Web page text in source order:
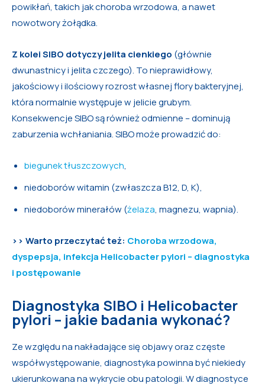
powikłań, takich jak choroba wrzodowa, a nawet
nowotwory żołądka.
Z kolei SIBO dotyczy jelita cienkiego (głównie
dwunastnicy i jelita czczego). To nieprawidłowy,
jakościowy i ilościowy rozrost własnej flory bakteryjnej,
która normalnie występuje w jelicie grubym.
Konsekwencje SIBO są również odmienne – dominują
zaburzenia wchłaniania. SIBO może prowadzić do:
biegunek tłuszczowych,
niedoborów witamin (zwłaszcza B12, D, K),
niedoborów minerałów (żelaza, magnezu, wapnia).
>> Warto przeczytać też: Choroba wrzodowa,
dyspepsja, infekcja Helicobacter pylori – diagnostyka
i postępowanie
Diagnostyka SIBO i Helicobacter
pylori – jakie badania wykonać?
Ze względu na nakładające się objawy oraz częste
współwystępowanie, diagnostyka powinna być niekiedy
ukierunkowana na wykrycie obu patologii. W diagnostyce